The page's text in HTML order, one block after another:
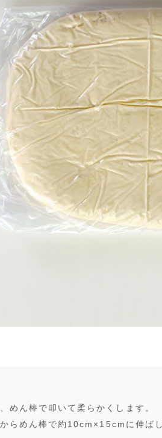
めん棒で叩いて柔らかくします。
らめん棒で約10cm×15cmに伸ば